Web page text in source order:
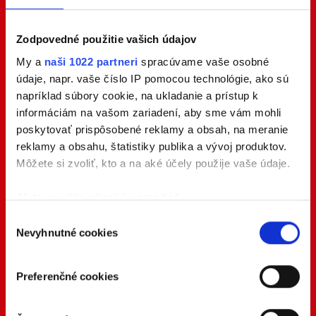
Zodpovedné použitie vašich údajov
My a naši 1022 partneri spracúvame vaše osobné
údaje, napr. vaše číslo IP pomocou technológie, ako sú
napríklad súbory cookie, na ukladanie a prístup k
informáciám na vašom zariadení, aby sme vám mohli
poskytovať prispôsobené reklamy a obsah, na meranie
reklamy a obsahu, štatistiky publika a vývoj produktov.
Môžete si zvoliť, kto a na aké účely použije vaše údaje.
Ak to povolíte, chceli by sme tiež:
polohe s presnosťou na niekoľko metrov
skenovaním konkrétnych charakteristík (odtlačky
prstov).
súhlasu
Nevyhnutné cookies
Preferenčné cookies